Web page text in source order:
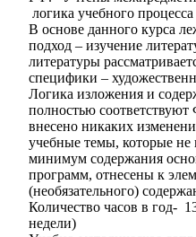
логика учебного
В основе данного курса
подход – изучение
литературы
специфики –
Логика изложения и
полностью
внесено никаких
учебные темы, которые не
минимум содержания
программ, отнесены к
(необязательного)
Количество часов в год-
недели)